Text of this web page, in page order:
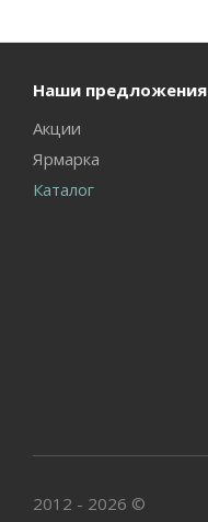
Наши предложения
Акции
Ярмарка
Каталог
2012 - 2026 ©